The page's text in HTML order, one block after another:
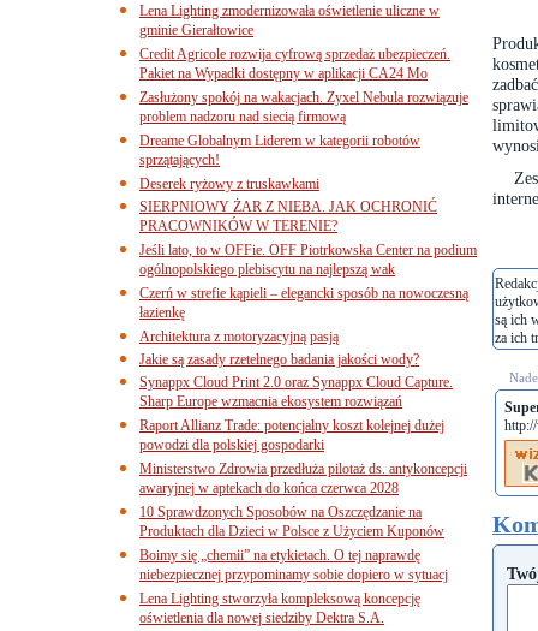
są ich
za ich
Lena Lighting zmodernizowała oświetlenie uliczne w
gminie Gierałtowice
Credit Agricole rozwija cyfrową sprzedaż ubezpieczeń.
Pakiet na Wypadki dostępny w aplikacji CA24 Mo
Zasłużony spokój na wakacjach. Zyxel Nebula rozwiązuje
problem nadzoru nad siecią firmową
Dreame Globalnym Liderem w kategorii robotów
sprzątających!
Deserek ryżowy z truskawkami
SIERPNIOWY ŻAR Z NIEBA. JAK OCHRONIĆ
PRACOWNIKÓW W TERENIE?
Jeśli lato, to w OFFie. OFF Piotrkowska Center na podium
ogólnopolskiego plebiscytu na najlepszą wak
Czerń w strefie kąpieli – elegancki sposób na nowoczesną
łazienkę
Architektura z motoryzacyjną pasją
Jakie są zasady rzetelnego badania jakości wody?
Synappx Cloud Print 2.0 oraz Synappx Cloud Capture.
Sharp Europe wzmacnia ekosystem rozwiązań
Raport Allianz Trade: potencjalny koszt kolejnej dużej
powodzi dla polskiej gospodarki
Ministerstwo Zdrowia przedłuża pilotaż ds. antykoncepcji
awaryjnej w aptekach do końca czerwca 2028
10 Sprawdzonych Sposobów na Oszczędzanie na
Produktach dla Dzieci w Polsce z Użyciem Kuponów
Boimy się „chemii” na etykietach. O tej naprawdę
niebezpiecznej przypominamy sobie dopiero w sytuacj
Lena Lighting stworzyła kompleksową koncepcję
oświetlenia dla nowej siedziby Dektra S.A.